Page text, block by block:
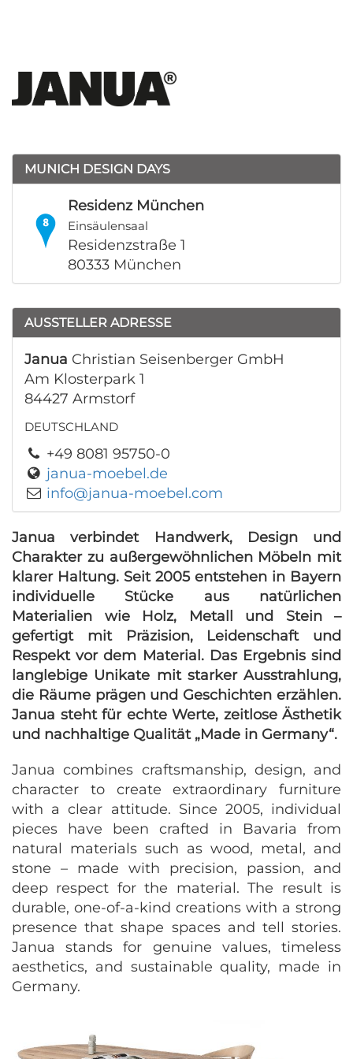
MUNICH DESIGN DAYS
Residenz München
Einsäulensaal
Residenzstraße 1
80333 München
AUSSTELLER ADRESSE
Janua Christian Seisenberger GmbH
Am Klosterpark 1
84427 Armstorf
DEUTSCHLAND
+49 8081 95750-0
janua-moebel.de
info@janua-moebel.com
Janua verbindet Handwerk, Design und
Charakter zu außergewöhnlichen Möbeln mit
klarer Haltung. Seit 2005 entstehen in Bayern
individuelle Stücke aus natürlichen
Materialien wie Holz, Metall und Stein –
gefertigt mit Präzision, Leidenschaft und
Respekt vor dem Material. Das Ergebnis sind
langlebige Unikate mit starker Ausstrahlung,
die Räume prägen und Geschichten erzählen.
Janua steht für echte Werte, zeitlose Ästhetik
und nachhaltige Qualität „Made in Germany“.
Janua combines craftsmanship, design, and
character to create extraordinary furniture
with a clear attitude. Since 2005, individual
pieces have been crafted in Bavaria from
natural materials such as wood, metal, and
stone – made with precision, passion, and
deep respect for the material. The result is
durable, one-of-a-kind creations with a strong
presence that shape spaces and tell stories.
Janua stands for genuine values, timeless
aesthetics, and sustainable quality, made in
Germany.